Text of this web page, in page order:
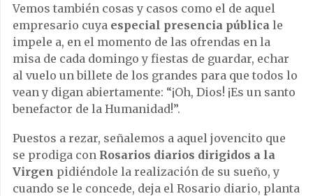
Vemos también cosas y casos como el de aquel
empresario cuya especial presencia pública le
impele a, en el momento de las ofrendas en la
misa de cada domingo y fiestas de guardar, echar
al vuelo un billete de los grandes para que todos lo
vean y digan abiertamente: “¡Oh, Dios! ¡Es un santo
benefactor de la Humanidad!”.
Puestos a rezar, señalemos a aquel jovencito que
se prodiga con Rosarios diarios dirigidos a la
Virgen pidiéndole la realización de su sueño, y
cuando se le concede, deja el Rosario diario, planta